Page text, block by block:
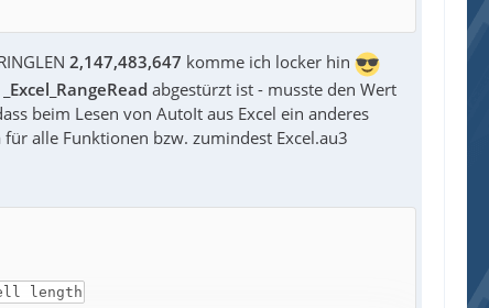
2,147,483,647 komme ich locker hin
_Excel_RangeRead abgestürzt ist - musste den Wert
beim Lesen von AutoIt aus Excel ein anderes
alle Funktionen bzw. zumindest Excel.au3
length